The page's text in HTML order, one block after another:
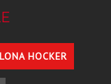
HOCKER